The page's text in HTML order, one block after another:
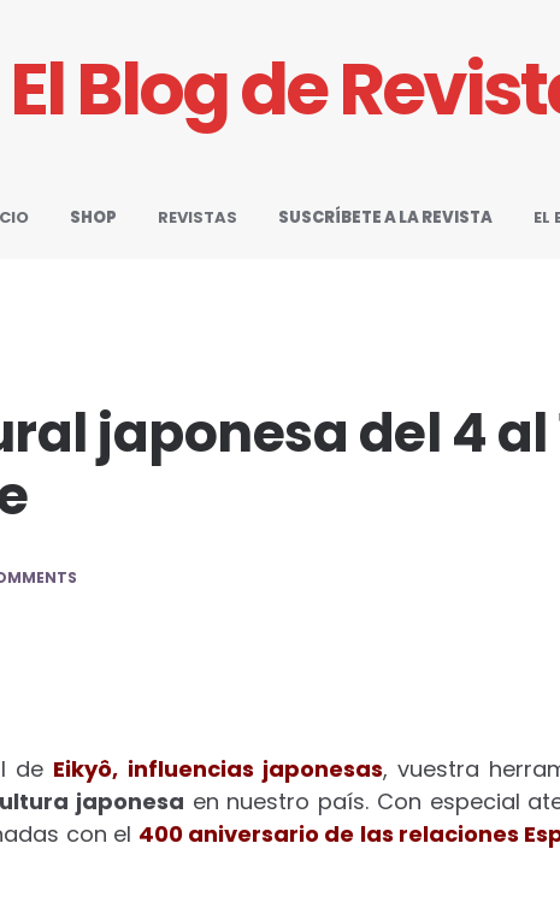
El Blog de
SHOP REVISTAS SUSCRÍBETE A LA REVISTA EL
japonesa del 4 al
de Eikyô, influencias japonesas, vuestra
japonesa en nuestro país. Con especial
con el 400 aniversario de las relaciones